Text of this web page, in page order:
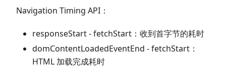
Navigation Timing API：
responseStart - fetchStart：收到首字节的耗时
domContentLoadedEventEnd - fetchStart：
HTML 加载完成耗时